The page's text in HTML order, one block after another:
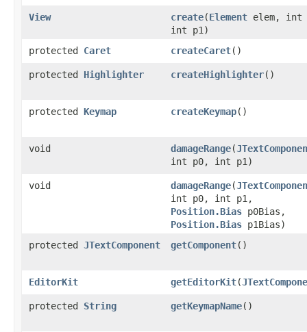
View create​(Element elem, int
int p1)
protected Caret createCaret​()
protected Highlighter createHighlighter​()
protected Keymap createKeymap​()
void damageRange​(
int p0, int p1)
void damageRange​(
int p0, int p1,
Position.Bias p0Bias,
Position.Bias p1Bias)
protected JTextComponent getComponent​()
EditorKit getEditorKit​(
protected String getKeymapName​()